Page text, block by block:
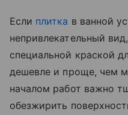
Если плитка в ванной
непривлекательный
специальной краской
дешевле и проще, чем
началом работ важно
обезжирить